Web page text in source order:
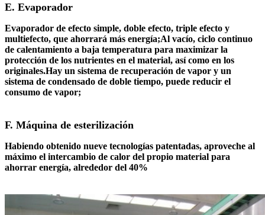
E. Evaporador
Evaporador de efecto simple, doble efecto, triple efecto y
multiefecto, que ahorrará más energía;Al vacío, ciclo continuo
de calentamiento a baja temperatura para maximizar la
protección de los nutrientes en el material, así como en los
originales.Hay un sistema de recuperación de vapor y un
sistema de condensado de doble tiempo, puede reducir el
consumo de vapor;
F. Máquina de esterilización
Habiendo obtenido nueve tecnologías patentadas, aproveche al
máximo el intercambio de calor del propio material para
ahorrar energía, alrededor del 40%